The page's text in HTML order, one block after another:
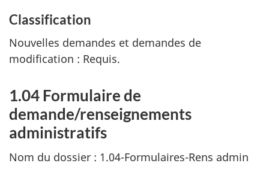
Classification
Nouvelles demandes et demandes de
modification : Requis.
1.04 Formulaire de
demande/renseignements
administratifs
Nom du dossier : 1.04-Formulaires-Rens admin